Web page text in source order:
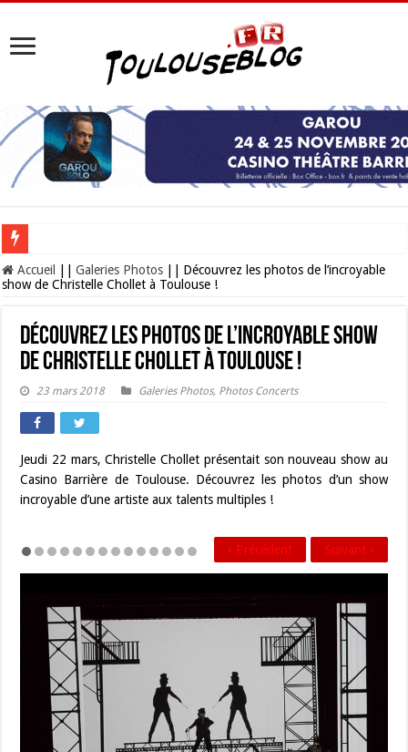
Les Nocturnes de la Cité de l’espace 2026 : l’événement incontournable de
Accueil Galeries Photos
Découvrez les photos de l’incroyable
show de Christelle Chollet à Toulouse !
Découvrez les photos de l’incroyable show
de Christelle Chollet à Toulouse !
23 mars 2018 Galeries Photos, Photos Concerts
Jeudi 22 mars, Christelle Chollet présentait son nouveau show au
Casino Barrière de Toulouse. Découvrez les photos d’un show
incroyable d’une artiste aux talents multiples !
Suivant
Précédent